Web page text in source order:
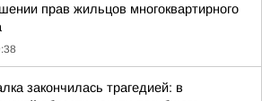
прав жильцов многоквартирного
закончилась трагедией: в